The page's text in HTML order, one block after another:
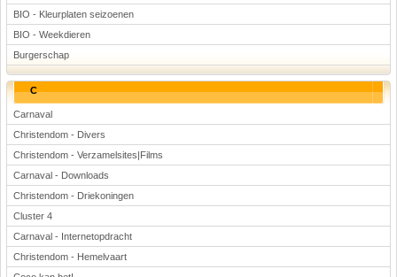
BIO - Kleurplaten seizoenen
BIO - Weekdieren
Burgerschap
C
Carnaval
Christendom - Divers
Christendom - Verzamelsites|Films
Carnaval - Downloads
Christendom - Driekoningen
Cluster 4
Carnaval - Internetopdracht
Christendom - Hemelvaart